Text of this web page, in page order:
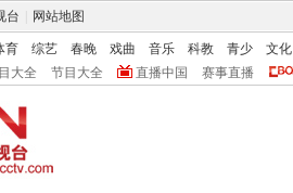
台 网站地图
育 综艺 春晚 戏曲 音乐 科教 青少 文化
大全 节目大全 直播中国 赛事直播